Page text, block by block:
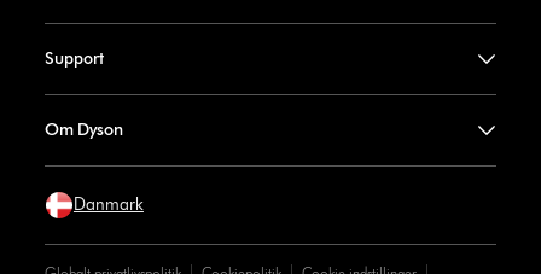
Support
Om Dyson
Danmark